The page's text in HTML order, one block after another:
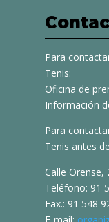
Para
Tenis:
Oficina de
Información
Para
Tenis antes
Calle Orense,
Teléfono: 91
Fax.: 91 548